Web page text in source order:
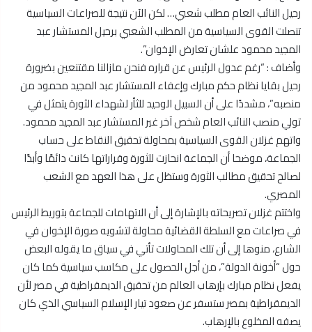
رحيل النائب العام مطلب شعبي… لكن الآن نتيجة للصراعات السياسية
تنصلت القوى السياسية من المطلب الشعبي برحيل المستشار عبد
المجيد محمود علشان تعارض الإخوان”.
وأضاف : “رغم عدول الرئيس عن قراره فنحن مازالنا مقتنعين بضرورة
رحيل بقايا نظام حكم مبارك وإعفاء المستشار عبد المجيد محمود من
منصبه”، مشددًا على أن السبيل الوحيد للثأر لشهداء الثورة يتمثل في
تولي منصب النائب العام شخص آخر غير المستشار عبد المجيد محمود.
واتهم غزلان القوى السياسية بمحاولة تحقيق النقاط على حساب
الجماعة، موضحا أن الجماعة انحازت للثورة وقراراتها كانت دائمًا وأبدًا
لصالح تحقيق مطالب الثورة وستظل على هذا العهد مع الشعب
المصري.
واختتم غزلان تصريحاته بالإشارة إلى أن الاتهامات للجماعة بتوريط الرئيس
في صراعات مع السلطة القضائية محاولة لتشويه صورة الإخوان في
الشارع، منوها إلى أن تلك المحاولات تأتي في سياق ما يقوله البعض
حول “أخونة الدولة”، من أجل الحصول على مكاسب سياسية كما كان
يفعل نظام مبارك بإرهاب العالم من تحقيق الديمقراطية في مصر لأن
الديمقراطية بمصر ستسفر عن صعود تيار الإسلام السياسي الذي كان
يصفه المخلوع بالإرهاب.